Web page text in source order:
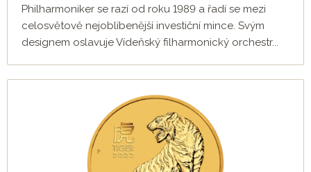
Philharmoniker se razí od roku 1989 a řadí se mezi
celosvětově nejoblíbenější investiční mince. Svým
designem oslavuje Vídeňský filharmonický orchestr...